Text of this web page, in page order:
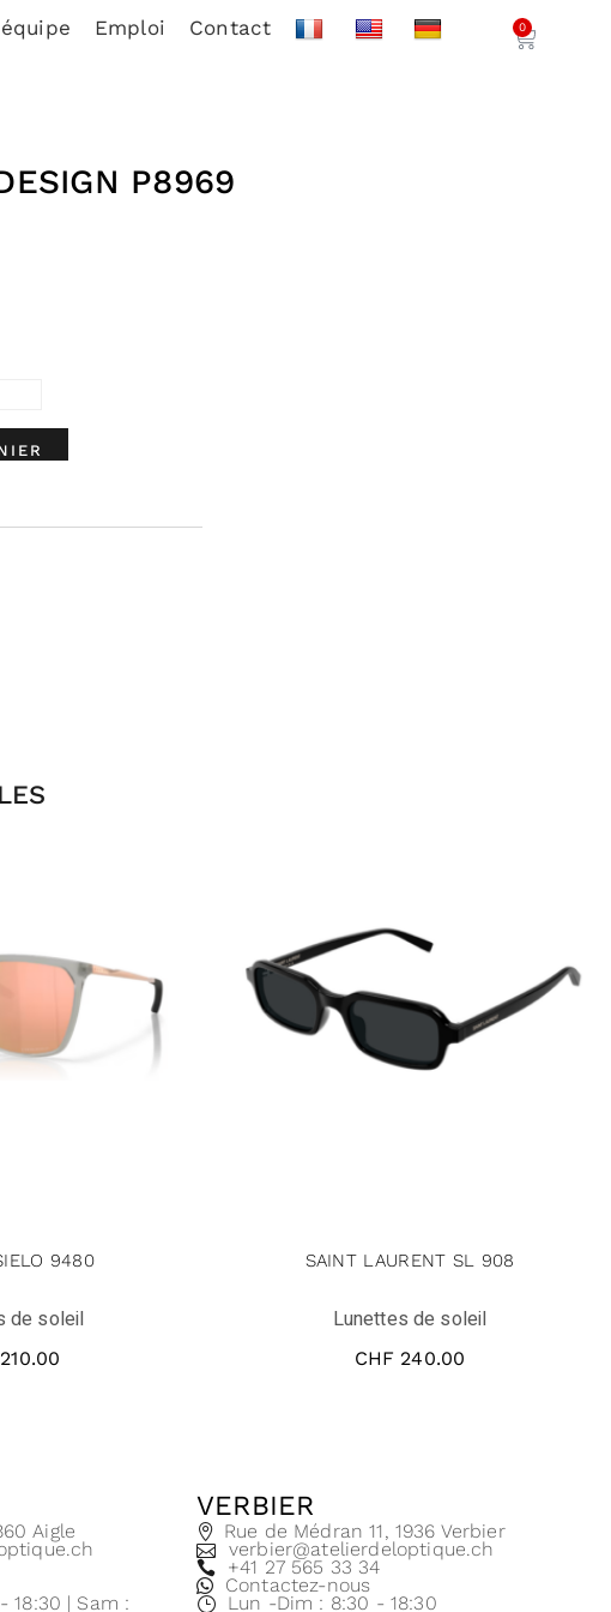
Emploi Contact 0
P8969
9480
de soleil
210.00
SAINT LAURENT SL 908
Lunettes de soleil
CHF 240.00
Aigle
18:30 | Sam :
VERBIER
Rue de Médran 11, 1936 Verbier
verbier@atelierdeloptique.ch
+41 27 565 33 34
Contactez-nous
Lun -Dim : 8:30 - 18:30